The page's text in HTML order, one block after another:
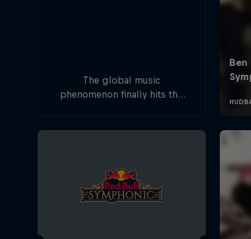
The global music
phenomenon finally hits the